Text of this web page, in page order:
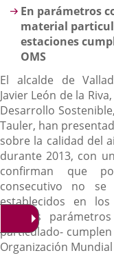
En parámetros
material
estaciones
OMS
El alcalde de
Javier León de la
Desarrollo
Tauler, han
sobre la calidad del
durante 2013, con
confirman que
consecutivo no
establecidos en
algunos
particulado-
Organización Mundial